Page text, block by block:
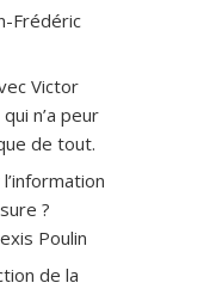
Frédéric
Victor
n’a peur
de tout.
?
Poulin
de la